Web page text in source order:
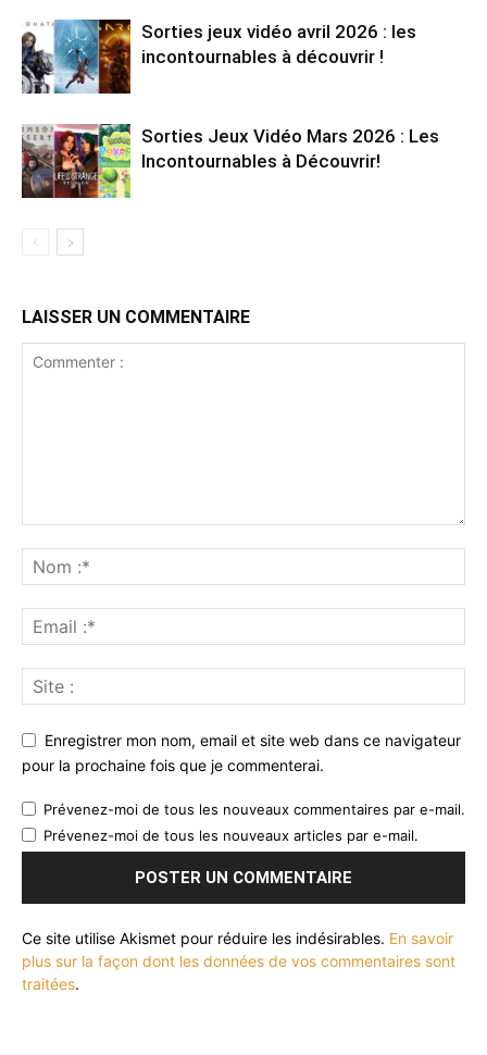
Sorties jeux vidéo avril 2026 : les
incontournables à découvrir !
Sorties Jeux Vidéo Mars 2026 : Les
Incontournables à Découvrir!
LAISSER UN COMMENTAIRE
Enregistrer mon nom, email et site web dans ce navigateur
pour la prochaine fois que je commenterai.
Prévenez-moi de tous les nouveaux commentaires par e-mail.
Prévenez-moi de tous les nouveaux articles par e-mail.
Ce site utilise Akismet pour réduire les indésirables. En savoir
plus sur la façon dont les données de vos commentaires sont
traitées.